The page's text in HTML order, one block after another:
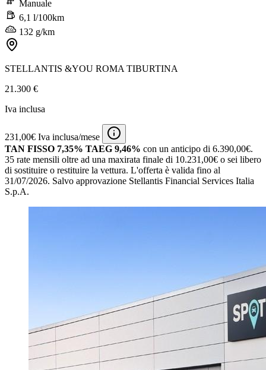
Manuale
6,1 l/100km
132 g/km
STELLANTIS &YOU ROMA TIBURTINA
21.300 €
Iva inclusa
231,00€ Iva inclusa/mese
TAN FISSO 7,35% TAEG 9,46% con un anticipo di 6.390,00€.
35 rate mensili oltre ad una maxirata finale di 10.231,00€ o sei libero
di sostituire o restituire la vettura. L'offerta è valida fino al
31/07/2026. Salvo approvazione Stellantis Financial Services Italia
S.p.A.